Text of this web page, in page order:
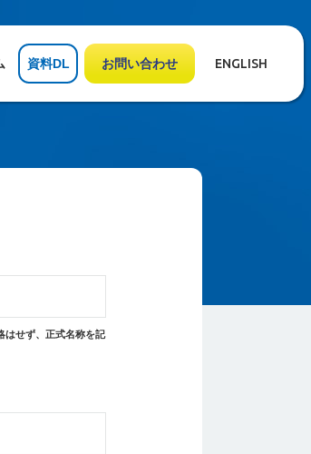
資料DL お問い合わせ ENGLISH
はせず、正式名称を記